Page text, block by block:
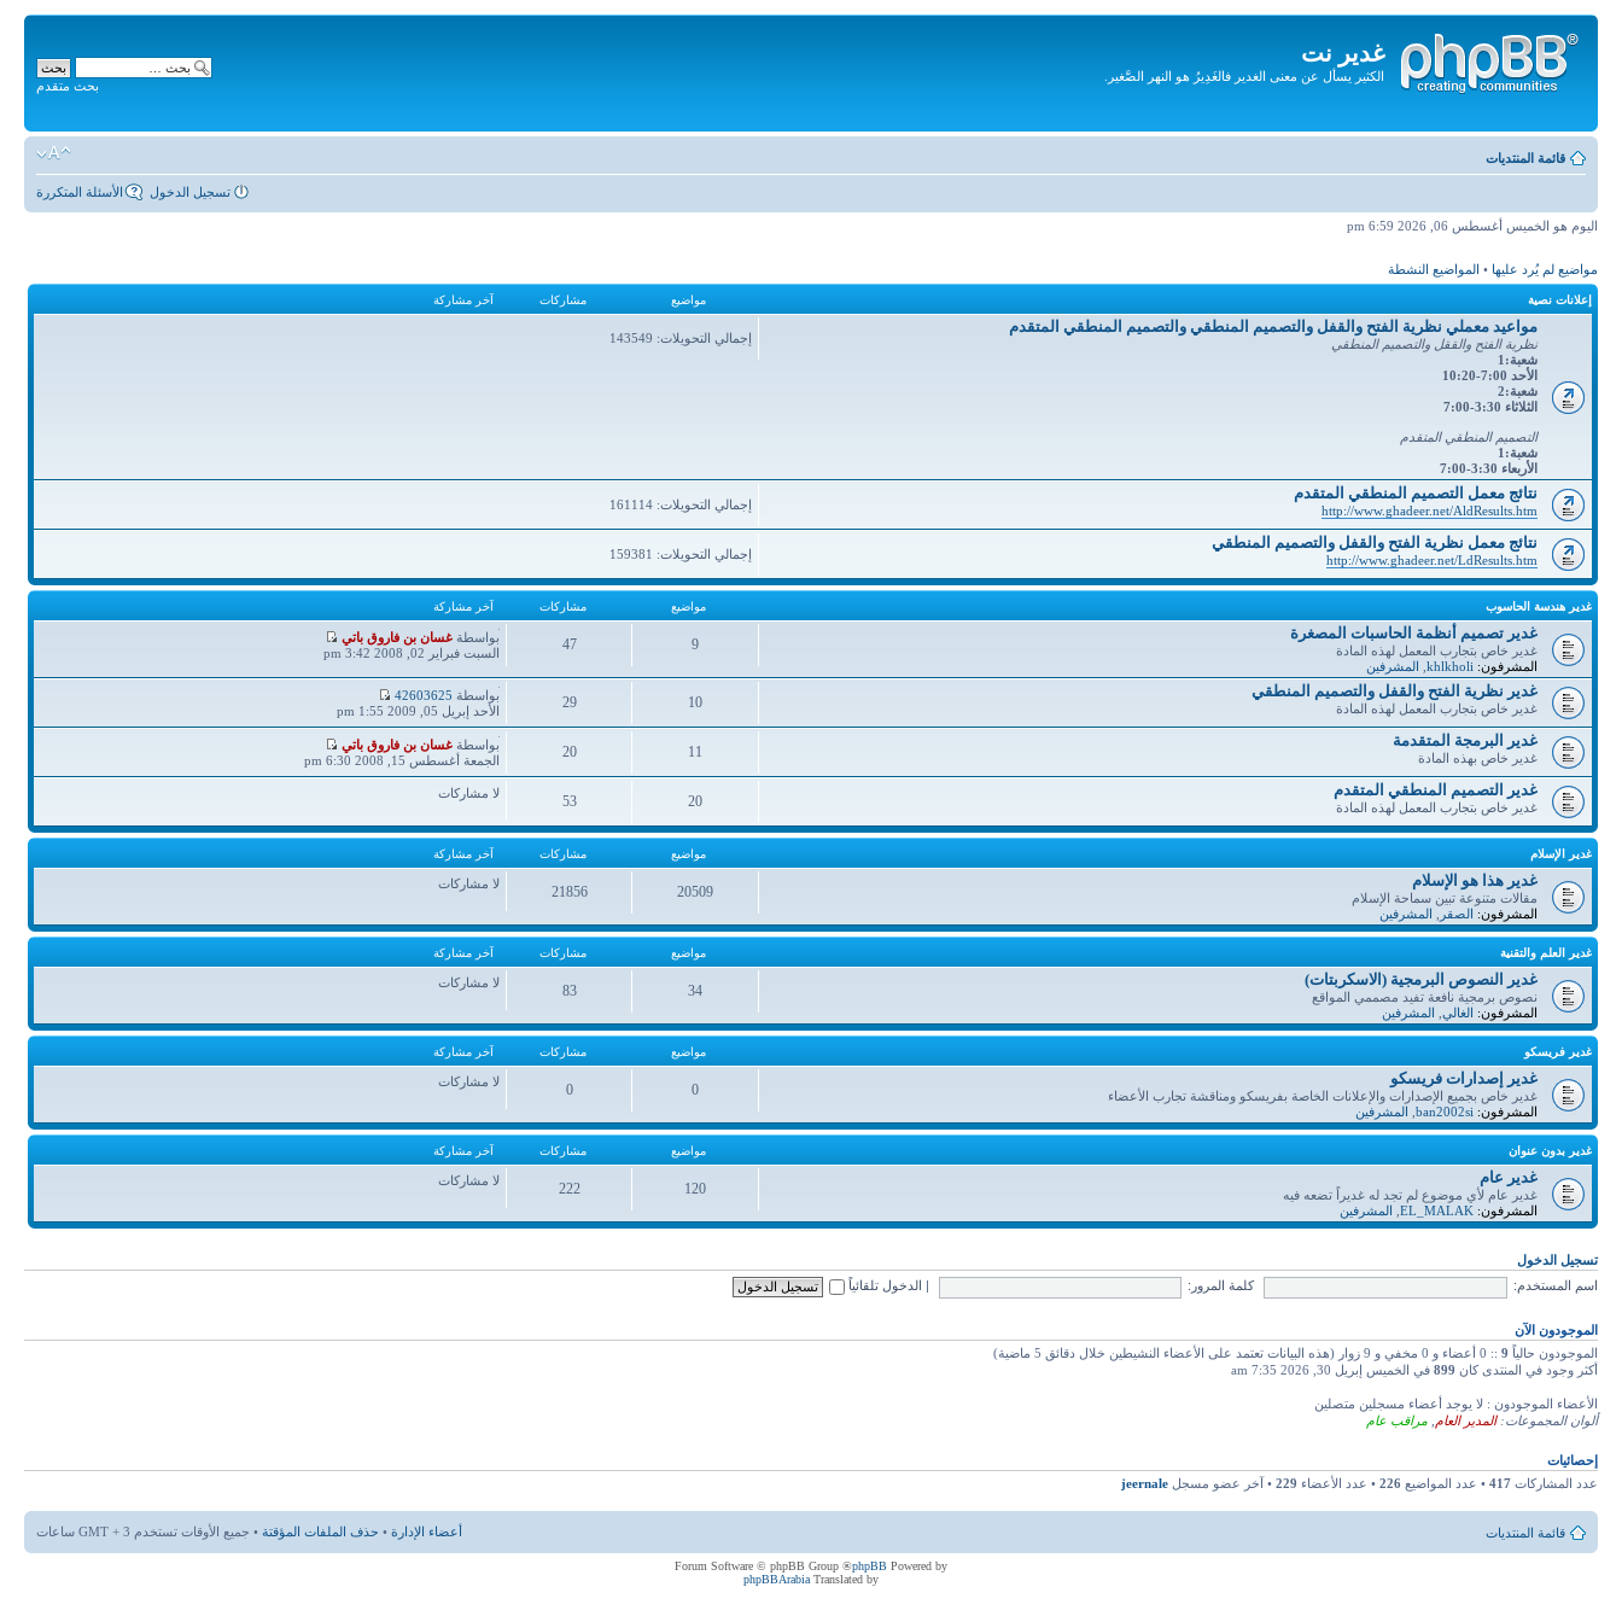
غدير نت
الكثير يسأل عن معنى الغدير فالغَدِيرُ هو النهر الصَّغير.
المحتويات
بحث متقدم
قائمة المنتديات
الأسئلة المتكررة تسجيل الدخول
اليوم هو الخميس أغسطس 06, 2026 6:59 pm
مواضيع لم يُرد عليها • المواضيع النشطة
إعلانات نصية مواضيع مشاركات آخر مشاركة
مواعيد معملي نظرية الفتح والقفل والتصميم المنطقي والتصميم المنطقي المتقدم
نظرية الفتح والققل والتصميم المنطقي
شعبة:1
الأحد 7:00-10:20
شعبة:2
الثلاثاء 3:30-7:00
التصميم المنطقي المتقدم
شعبة:1
الأربعاء 3:30-7:00
إجمالي التحويلات: 143549
نتائج معمل التصميم المنطقي المتقدم
http://www.ghadeer.net/AldResults.htm إجمالي التحويلات: 161114
نتائج معمل نظرية الفتح والقفل والتصميم المنطقي
http://www.ghadeer.net/LdResults.htm إجمالي التحويلات: 159381
غدير هندسة الحاسوب مواضيع مشاركات آخر مشاركة
غدير تصميم أنظمة الحاسبات المصغرة
غدير خاص بتجارب المعمل لهذه المادة
المشرفون: khlkholi المشرفين
9
مواضيع
47
مشاركات
آخر
مشاركة
بواسطة غسان بن فاروق باتي
السبت فبراير 02, 2008 3:42 pm
غدير نظرية الفتح والقفل والتصميم المنطقي
غدير خاص بتجارب المعمل لهذه المادة
10
مواضيع
29
مشاركات
آخر
مشاركة
بواسطة 42603625
الأحد إبريل 05, 2009 1:55 pm
غدير البرمجة المتقدمة
غدير خاص بهذه المادة
11
مواضيع
20
مشاركات
آخر
مشاركة
بواسطة غسان بن فاروق باتي
الجمعة أغسطس 15, 2008 6:30 pm
غدير التصميم المنطقي المتقدم
غدير خاص بتجارب المعمل لهذه المادة
20
مواضيع
53
مشاركات
لا مشاركات
غدير الإسلام مواضيع مشاركات آخر مشاركة
غدير هذا هو الإسلام
مقالات متنوعة تبين سماحة الإسلام
المشرفون: الصقر المشرفين
20509
مواضيع
21856
مشاركات
لا مشاركات
غدير العلم والتقنية مواضيع مشاركات آخر مشاركة
غدير النصوص البرمجية (الاسكربتات)
نصوص برمجية نافعة تفيد مصممي المواقع
المشرفون: الغالي المشرفين
34
مواضيع
83
مشاركات
لا مشاركات
غدير فريسكو مواضيع مشاركات آخر مشاركة
غدير إصدارات فريسكو
غدير خاص بجميع الإصدارات والإعلانات الخاصة بفريسكو ومناقشة تجارب الأعضاء
المشرفون: ban2002si المشرفين
0
مواضيع
0
مشاركات
لا مشاركات
غدير بدون عنوان مواضيع مشاركات آخر مشاركة
غدير عام
غدير عام لأي موضوع لم تجد له غديراً تضعه فيه
المشرفون: EL_MALAK المشرفين
120
مواضيع
222
مشاركات
لا مشاركات
تسجيل الدخول
اسم المستخدم: كلمة المرور: الدخول تلقائياً
الموجودون الآن
الموجودون حالياً 9 :: 0 أعضاء و 0 مخفي و 9 زوار (هذه البيانات تعتمد على الأعضاء النشيطين خلال دقائق 5 ماضية)
أكثر وجود في المنتدى كان 899 في الخميس إبريل 30, 2026 7:35 am
الأعضاء الموجودون : لا يوجد أعضاء مسجلين متصلين
ألوان المجموعات:المدير العام مراقب عام
إحصائيات
عدد المشاركات 417 • عدد المواضيع 226 • عدد الأعضاء 229 • آخر عضو مسجل jeernale
قائمة المنتديات أعضاء الإدارة • حذف الملفات المؤقتة • جميع الأوقات تستخدم GMT + 3 ساعات
Powered by
phpBB
® Forum Software © phpBB Group
Translated by
phpBBArabia